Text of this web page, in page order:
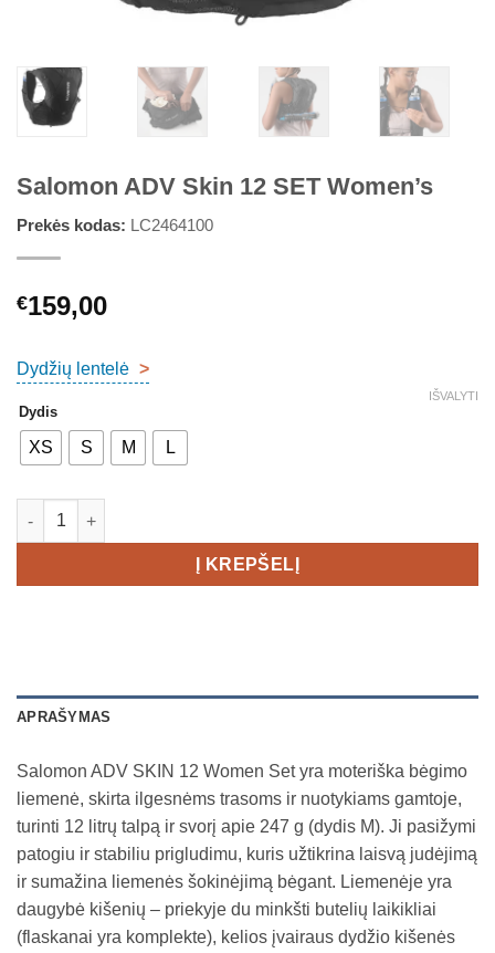
Salomon ADV Skin 12 SET Women’s
Prekės kodas: LC2464100
€159,00
Dydžių lentelė >
Dydis
XS S M L
IŠVALYTI
produkto kiekis: Salomon ADV Skin 12 SET Women's
Į KREPŠELĮ
APRAŠYMAS
Salomon ADV SKIN 12 Women Set yra moteriška bėgimo
liemenė, skirta ilgesnėms trasoms ir nuotykiams gamtoje,
turinti 12 litrų talpą ir svorį apie 247 g (dydis M). Ji pasižymi
patogiu ir stabiliu prigludimu, kuris užtikrina laisvą judėjimą
ir sumažina liemenės šokinėjimą bėgant. Liemenėje yra
daugybė kišenių – priekyje du minkšti butelių laikikliai
(flaskanai yra komplekte), kelios įvairaus dydžio kišenės